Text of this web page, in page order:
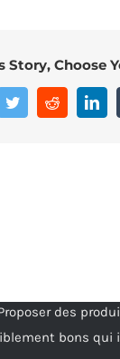
Story, Choose
TwitterReddit
des
bons qui